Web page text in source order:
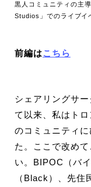
黒人コミュニティの主
Studios」でのライブイ
前編はこちら
シェアリングサ
て以来、私はト
のコミュニティ
た。ここで改め
い。BIPOC（バ
（Black）、先